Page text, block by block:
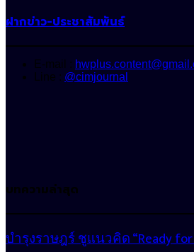
ฝากข่าว-ประชาสัมพันธ์
E-mail :
Line : @cimjournal
บทความล่าสุด
บำรุงราษฎร์ ชูแนวคิด “Ready for